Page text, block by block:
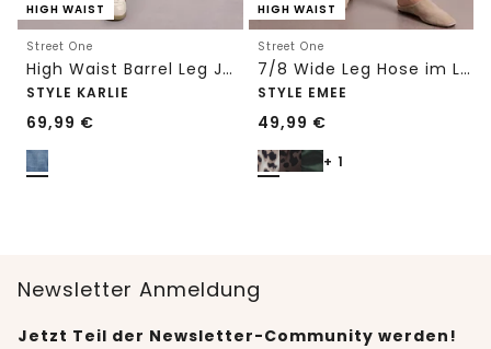
HIGH WAIST
Street One
High Waist Barrel Leg Jeans im Loose Fit
STYLE KARLIE
69,99 €
HIGH WAIST
Street One
7/8 Wide Leg Hose im Loose Fit mit Print
STYLE EMEE
49,99 €
+ 1
Newsletter Anmeldung
Jetzt Teil der Newsletter-Community werden!